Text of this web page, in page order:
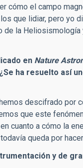
cómo el campo
que lidiar, pero yo
de la
en Nature
ha resuelto así
descifrado por
que este
cuanto a cómo la
queda por
y de